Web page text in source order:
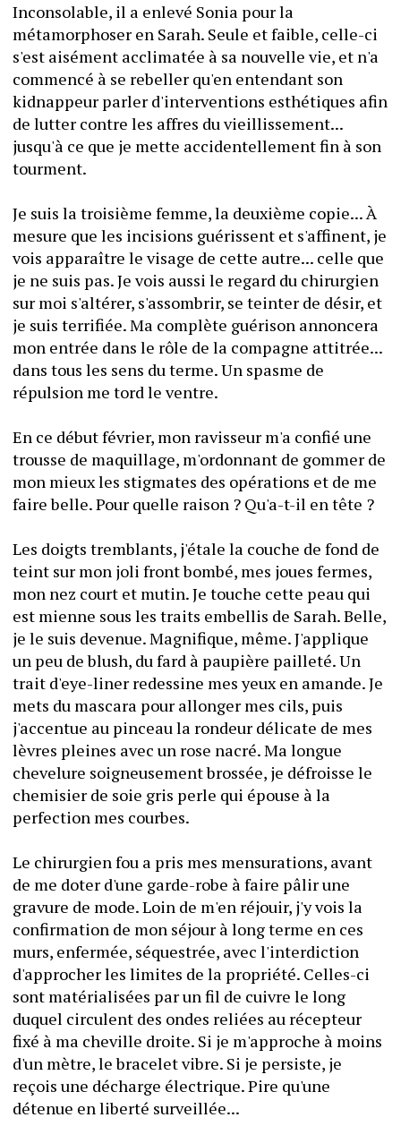
Inconsolable, il a enlevé Sonia pour la
métamorphoser en Sarah. Seule et faible, celle-ci
s'est aisément acclimatée à sa nouvelle vie, et n'a
commencé à se rebeller qu'en entendant son
kidnappeur parler d'interventions esthétiques afin
de lutter contre les affres du vieillissement...
jusqu'à ce que je mette accidentellement fin à son
tourment.
Je suis la troisième femme, la deuxième copie... À
mesure que les incisions guérissent et s'affinent, je
vois apparaître le visage de cette autre... celle que
je ne suis pas. Je vois aussi le regard du chirurgien
sur moi s'altérer, s'assombrir, se teinter de désir, et
je suis terrifiée. Ma complète guérison annoncera
mon entrée dans le rôle de la compagne attitrée...
dans tous les sens du terme. Un spasme de
répulsion me tord le ventre.
En ce début février, mon ravisseur m'a confié une
trousse de maquillage, m'ordonnant de gommer de
mon mieux les stigmates des opérations et de me
faire belle. Pour quelle raison ? Qu'a-t-il en tête ?
Les doigts tremblants, j'étale la couche de fond de
teint sur mon joli front bombé, mes joues fermes,
mon nez court et mutin. Je touche cette peau qui
est mienne sous les traits embellis de Sarah. Belle,
je le suis devenue. Magnifique, même. J'applique
un peu de blush, du fard à paupière pailleté. Un
trait d'eye-liner redessine mes yeux en amande. Je
mets du mascara pour allonger mes cils, puis
j'accentue au pinceau la rondeur délicate de mes
lèvres pleines avec un rose nacré. Ma longue
chevelure soigneusement brossée, je défroisse le
chemisier de soie gris perle qui épouse à la
perfection mes courbes.
Le chirurgien fou a pris mes mensurations, avant
de me doter d'une garde-robe à faire pâlir une
gravure de mode. Loin de m'en réjouir, j'y vois la
confirmation de mon séjour à long terme en ces
murs, enfermée, séquestrée, avec l'interdiction
d'approcher les limites de la propriété. Celles-ci
sont matérialisées par un fil de cuivre le long
duquel circulent des ondes reliées au récepteur
fixé à ma cheville droite. Si je m'approche à moins
d'un mètre, le bracelet vibre. Si je persiste, je
reçois une décharge électrique. Pire qu'une
détenue en liberté surveillée...